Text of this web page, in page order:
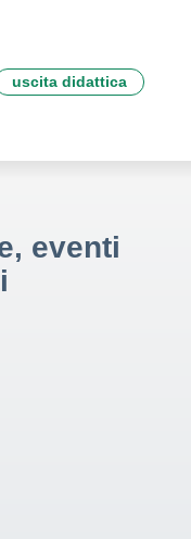
uscita didattica
eventi